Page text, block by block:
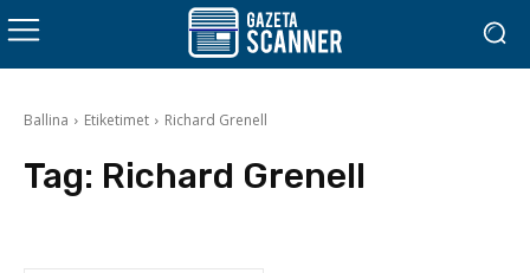
Ballina Etiketimet Richard Grenell
Tag: Richard Grenell